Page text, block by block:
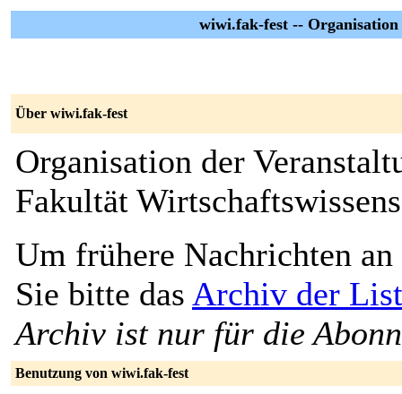
wiwi.fak-fest --
Über wiwi.fak-fest
Organisation der
Fakultät
Um frühere Nachrichten an
Sie bitte das Archiv der
Archiv ist nur für die
Benutzung von wiwi.fak-fest